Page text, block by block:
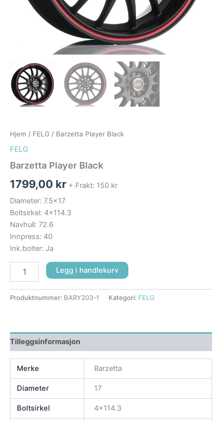
Hjem / FELG / Barzetta Player Black
FELG
Barzetta Player Black
1799,00 kr + Frakt: 150 kr
Diameter: 7.5×17
Boltsirkel: 4×114.3
Navhull: 72.6
Innpress: 40
Ink.bolter: Ja
Legg i handlekurv
Produktnummer: BARY203-1 Kategori: FELG
Tilleggsinformasjon
Merke Barzetta
Diameter 17
Boltsirkel 4×114.3